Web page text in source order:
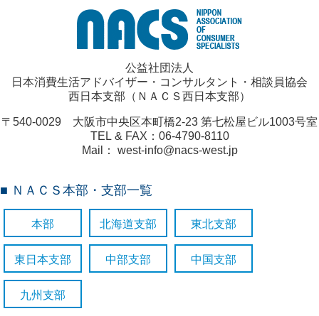
公益社団法人
日本消費生活アドバイザー・コンサルタント・相談員協会
西日本支部（ＮＡＣＳ西日本支部）
〒540-0029 大阪市中央区本町橋2-23 第七松屋ビル1003号室
TEL & FAX：06-4790-8110
Mail： west-info@nacs-west.jp
■ ＮＡＣＳ本部・支部一覧
本部 北海道支部 東北支部
東日本支部 中部支部 中国支部
九州支部